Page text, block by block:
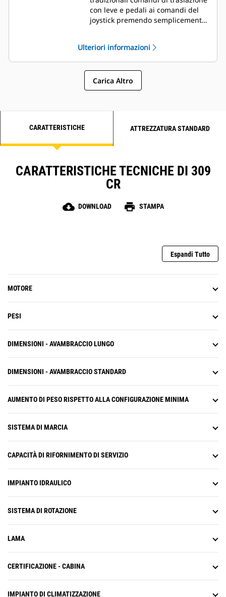
con leve e pedali ai comandi del
joystick premendo semplicemente
controllo migliorato è a portata di
mano!
Ulteriori informazioni
Carica Altro
CARATTERISTICHE ATTREZZATURA STANDARD
CARATTERISTICHE TECNICHE DI 309
CR
cloud_download DOWNLOAD print STAMPA
Espandi Tutto
MOTORE
PESI
DIMENSIONI - AVAMBRACCIO LUNGO
DIMENSIONI - AVAMBRACCIO STANDARD
AUMENTO DI PESO RISPETTO ALLA CONFIGURAZIONE MINIMA
SISTEMA DI MARCIA
CAPACITÀ DI RIFORNIMENTO DI SERVIZIO
IMPIANTO IDRAULICO
SISTEMA DI ROTAZIONE
LAMA
CERTIFICAZIONE - CABINA
IMPIANTO DI CLIMATIZZAZIONE